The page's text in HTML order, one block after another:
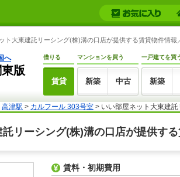
ト大東建託リーシング(株)溝の口店が提供する賃貸物件情
へ
東版
借りる
賃貸
マンションを買う
新築 中古
一戸建てを買
新築
高津駅 > カルフール 303号室 > いい部屋ネット大東建
リーシング(株)溝の口店が提供す
賃料・初期費用